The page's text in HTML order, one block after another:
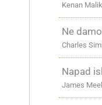
Kenan Malik
Ne
Charles
Napad
James